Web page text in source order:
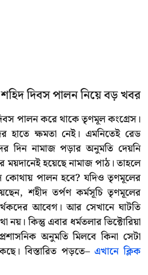
দিবস পালন নিয়ে বড় খবর
পালন করে থাকে তৃণমূল কংগ্রেস।
হাতে ক্ষমতা নেই। এমনিতেই রেড
দিন নামাজ পড়ার অনুমতি দেয়নি
ময়দানেই হয়েছে নামাজ পাঠ। তাহলে
কোথায় পালন হবে? যদিও তৃণমূলের
শহীদ তর্পণ কর্মসূচি তৃণমূলের
আবেগ। আর সেখানে ঘাটতি
কিন্তু এবার ধর্মতলার ভিক্টোরিয়া
অনুমতি মিলবে কিনা সেটা
বিস্তারিত পড়তে–এখানে ক্লিক